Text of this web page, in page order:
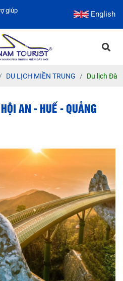
giúp English
DU LỊCH MIỀN TRUNG Du lịch Đà
AN - HUẾ - QUẢNG